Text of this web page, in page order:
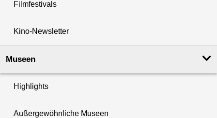
Filmfestivals
Kino-Newsletter
Museen
Highlights
Außergewöhnliche Museen